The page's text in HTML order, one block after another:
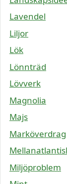
Lavendel
Liljor
Lök
Lönnträd
Lövverk
Magnolia
Majs
Marköverdrag
Miljöproblem